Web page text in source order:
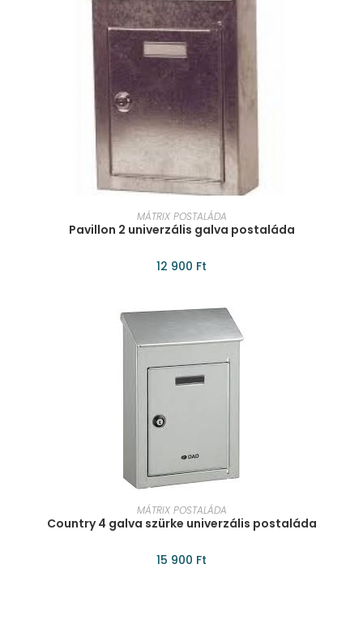
KOSÁRBA TESZEM
MÁTRIX POSTALÁDA
Pavillon 2 univerzális galva postaláda
12 900 Ft
KOSÁRBA TESZEM
MÁTRIX POSTALÁDA
Country 4 galva szürke univerzális postaláda
15 900 Ft